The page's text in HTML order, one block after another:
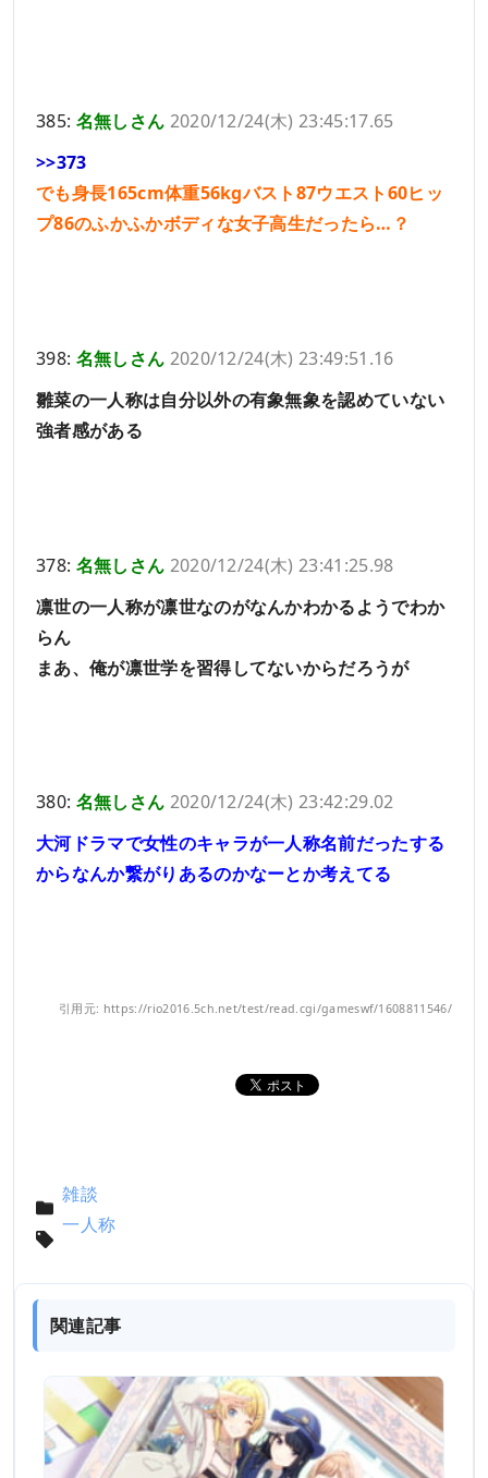
385: 名無しさん 2020/12/24(木) 23:45:17.65
>>373
でも身長165cm体重56kgバスト87ウエスト60ヒッ
プ86のふかふかボディな女子高生だったら…？
398: 名無しさん 2020/12/24(木) 23:49:51.16
雛菜の一人称は自分以外の有象無象を認めていない
強者感がある
378: 名無しさん 2020/12/24(木) 23:41:25.98
凛世の一人称が凛世なのがなんかわかるようでわか
らん
まあ、俺が凛世学を習得してないからだろうが
380: 名無しさん 2020/12/24(木) 23:42:29.02
大河ドラマで女性のキャラが一人称名前だったする
からなんか繋がりあるのかなーとか考えてる
引用元: https://rio2016.5ch.net/test/read.cgi/gameswf/1608811546/
雑談
一人称
関連記事